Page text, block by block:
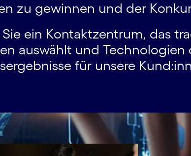
zu gewinnen und der
ein Kontaktzentrum, das
auswählt und
für unsere